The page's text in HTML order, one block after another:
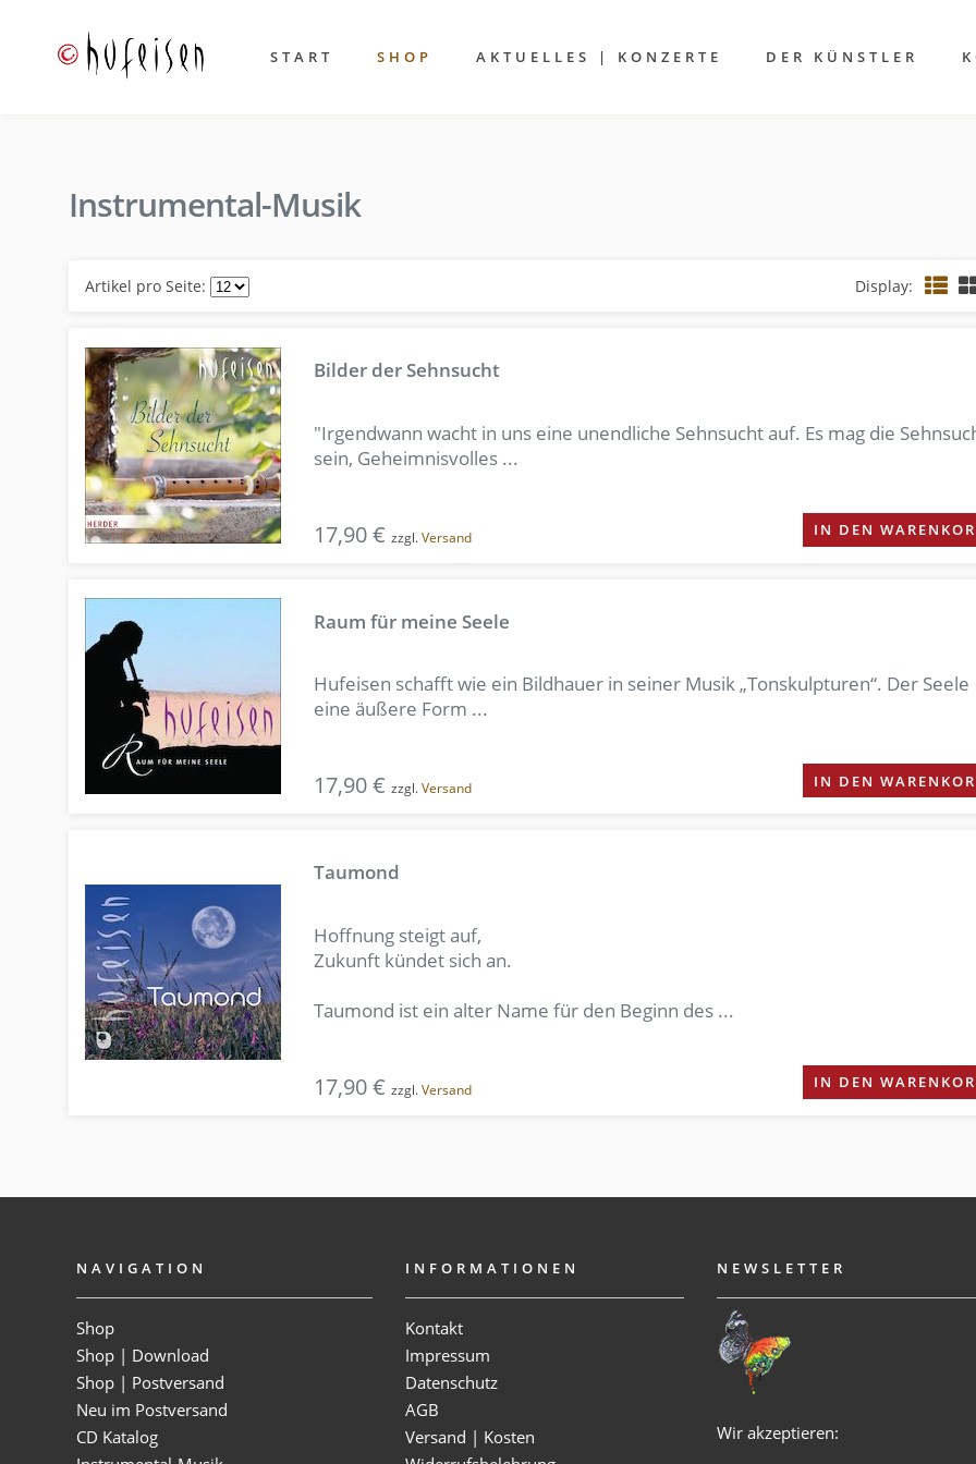
START SHOP AKTUELLES | KONZERTE DER KÜNSTLER
Instrumental-Musik
Artikel pro Seite: Display:
Bilder der Sehnsucht
"Irgendwann wacht in uns eine unendliche Sehnsucht auf. Es mag die
sein, Geheimnisvolles ...
17,90 € zzgl.Versand IN DEN
Raum für meine Seele
Hufeisen schafft wie ein Bildhauer in seiner Musik „Tonskulpturen“. Der Seele
eine äußere Form ...
17,90 € zzgl.Versand IN DEN
Taumond
Hoffnung steigt auf,
Zukunft kündet sich an.
Taumond ist ein alter Name für den Beginn des ...
17,90 € zzgl.Versand IN DEN
NAVIGATION
Shop
Shop | Download
Shop | Postversand
Neu im Postversand
CD Katalog
INFORMATIONEN
Kontakt
Impressum
Datenschutz
AGB
Versand | Kosten
NEWSLETTER
Wir akzeptieren: